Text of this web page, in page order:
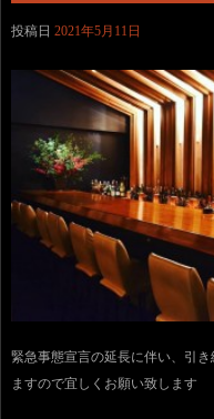
投稿日 2021年5月11日
緊急事態宣言の延長に伴い、引
ますので宜しくお願い致します